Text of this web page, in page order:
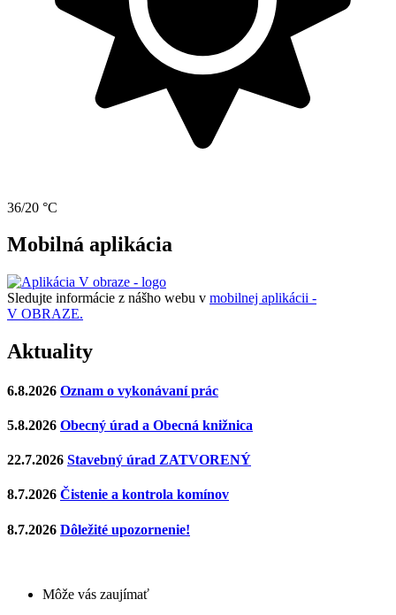
36/20 °C
Mobilná aplikácia
Sledujte informácie z nášho webu v mobilnej aplikácii -
V OBRAZE.
Aktuality
6.8.2026 Oznam o vykonávaní prác
5.8.2026 Obecný úrad a Obecná knižnica
22.7.2026 Stavebný úrad ZATVORENÝ
8.7.2026 Čistenie a kontrola komínov
8.7.2026 Dôležité upozornenie!
Môže vás zaujímať